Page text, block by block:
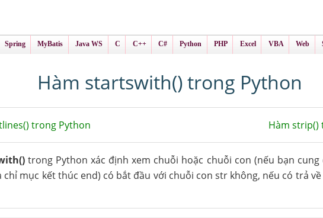
Spring MyBatis Java WS C C++ C# Python PHP Excel VBA Web
Hàm startswith() trong Python
trong Python Hàm strip()
trong Python xác định xem chuỗi hoặc chuỗi con (nếu bạn cung
chỉ mục kết thúc end) có bắt đầu với chuỗi con str không, nếu có trả